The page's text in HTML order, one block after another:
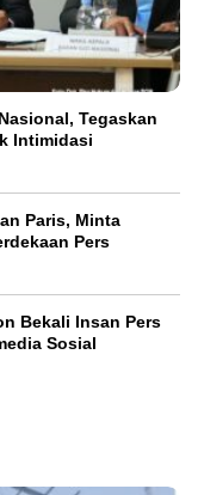
Tegaskan
Intimidasi
Paris, Minta
Pers
Bekali Insan Pers
Sosial